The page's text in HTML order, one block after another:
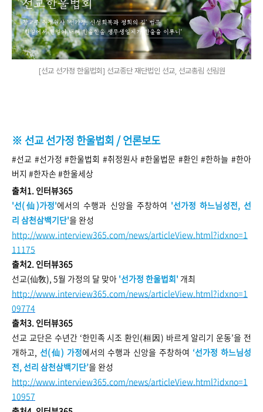
[선교 선가정 한울법회] 선교종단 재단법인 선교, 선교총림 선림원
※ 선교 선가정 한울법회 / 언론보도
#선교 #선가정 #한울법회 #취정원사 #한울법문 #환인 #한하늘 #한아
버지 #한자손 #한울세상
출처1. 인터뷰365
'선(仙)가정'에서의 수행과 신앙을 주창하여 '선가정 하느님성전, 선
리 삼천삼백기단'을 완성
http://www.interview365.com/news/articleView.html?idxno=1
11175
출처2. 인터뷰365
선교(仙敎), 5월 가정의 달 맞아 '선가정 한울법회' 개최
http://www.interview365.com/news/articleView.html?idxno=1
09774
출처3. 인터뷰365
선교 교단은 수년간 ‘한민족 시조 환인(桓因) 바르게 알리기 운동’을 전
개하고, 선(仙) 가정에서의 수행과 신앙을 주창하여 ‘선가정 하느님성
전, 선리 삼천삼백기단’을 완성
http://www.interview365.com/news/articleView.html?idxno=1
10957